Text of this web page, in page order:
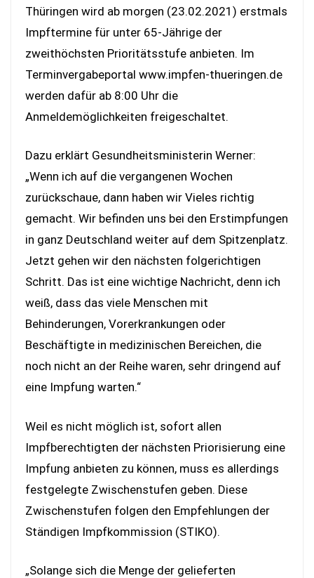
Thüringen wird ab morgen (23.02.2021) erstmals
Impftermine für unter 65-Jährige der
zweithöchsten Prioritätsstufe anbieten. Im
Terminvergabeportal www.impfen-thueringen.de
werden dafür ab 8:00 Uhr die
Anmeldemöglichkeiten freigeschaltet.
Dazu erklärt Gesundheitsministerin Werner:
„Wenn ich auf die vergangenen Wochen
zurückschaue, dann haben wir Vieles richtig
gemacht. Wir befinden uns bei den Erstimpfungen
in ganz Deutschland weiter auf dem Spitzenplatz.
Jetzt gehen wir den nächsten folgerichtigen
Schritt. Das ist eine wichtige Nachricht, denn ich
weiß, dass das viele Menschen mit
Behinderungen, Vorerkrankungen oder
Beschäftigte in medizinischen Bereichen, die
noch nicht an der Reihe waren, sehr dringend auf
eine Impfung warten.“
Weil es nicht möglich ist, sofort allen
Impfberechtigten der nächsten Priorisierung eine
Impfung anbieten zu können, muss es allerdings
festgelegte Zwischenstufen geben. Diese
Zwischenstufen folgen den Empfehlungen der
Ständigen Impfkommission (STIKO).
„Solange sich die Menge der gelieferten